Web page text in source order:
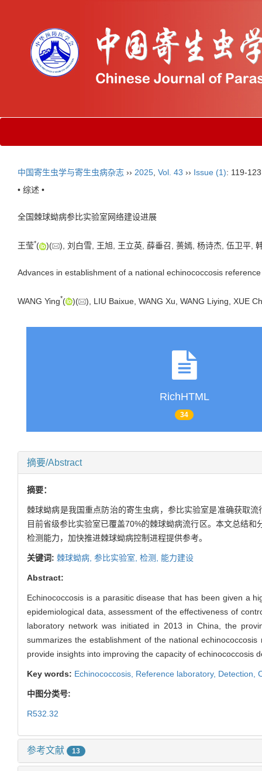
中国寄生虫学与寄生虫病杂志 ›› 2025 Vol. 43 ›› Issue (1): 119-
• 综述 •
全国棘球蚴病参比实验室网络建设进展
王莹*( )( ), 刘白雪, 王旭, 王立英, 薛垂召, 蒉嫣, 杨诗杰, 伍卫平
Advances in establishment of a national echinococcosis
WANG Ying*( )( ), LIU Baixue, WANG Xu, WANG Liying, XUE
RichHTML
34
摘要/Abstract
摘要：
棘球蚴病是我国重点防治的寄生虫病，参比实验室是准确获取
目前省级参比实验室已覆盖70%的棘球蚴病流行区。本文总结
检测能力，加快推进棘球蚴病控制进程提供参考。
关键词: 棘球蚴病, 参比实验室, 检测, 能力建设
Abstract:
Echinococcosis is a parasitic disease that has been given a
epidemiological data, assessment of the effectiveness of
laboratory network was initiated in 2013 in China, the
summarizes the establishment of the national
provide insights into improving the capacity of echinococcosis
Key words: Echinococcosis, Reference laboratory, Detection,
中图分类号:
R532.32
参考文献 13